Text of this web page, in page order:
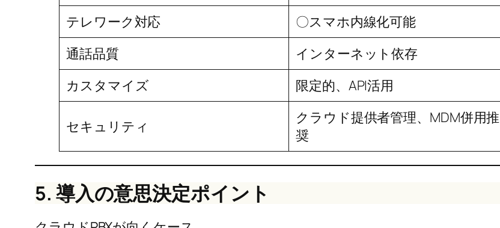
テレワーク対応
〇スマホ内線化可能
通話品質
インターネット依存
カスタマイズ
限定的、API活用
セキュリティ
クラウド提供者管理、MDM併用推
奨
5. 導入の意思決定ポイント